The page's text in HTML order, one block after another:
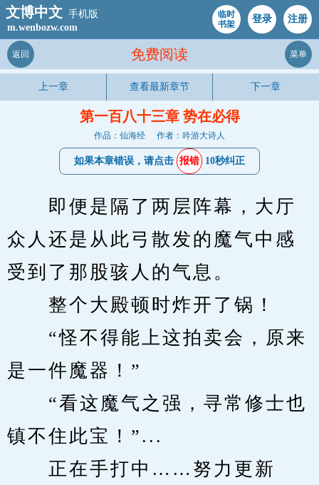
文博中文 手机版
m.wenbozw.com
临时
书架
登录 注册
免费阅读
返回 菜单
上一章 查看最新章节 下一章
第一百八十三章 势在必得
作品：仙海经 作者：吟游大诗人
如果本章错误，请点击 报错 10秒纠正
即便是隔了两层阵幕，大厅
众人还是从此弓散发的魔气中感
受到了那股骇人的气息。
整个大殿顿时炸开了锅！
“怪不得能上这拍卖会，原来
是一件魔器！”
“看这魔气之强，寻常修士也
镇不住此宝！”...
正在手打中……努力更新